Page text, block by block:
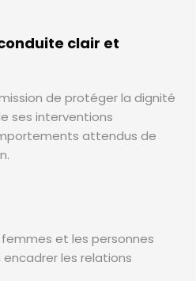
clair et
de protéger la dignité
ses interventions
attendus de
et les personnes
les relations
les
et
REG
plus de
520 engins
explosifs
en Ituri et
Christophe
Kennedy
KAZADI
: AFRILAM
plus de 22